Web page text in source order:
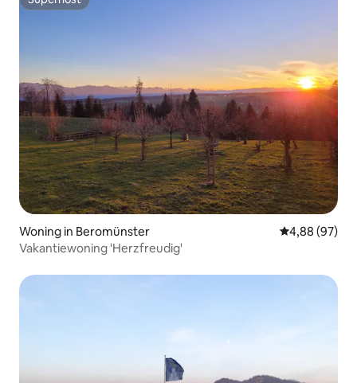
Superhost
Woning in Beromünster Gemiddelde
4,88 (97)
Vakantiewoning 'Herzfreudig'